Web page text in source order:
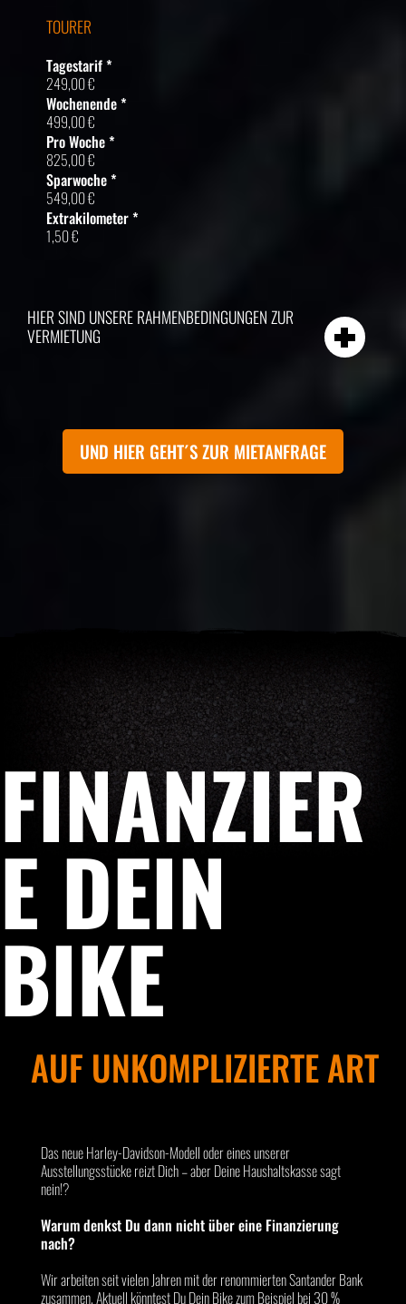
TOURER
Tagestarif *
249,00 €
Wochenende *
499,00 €
Pro Woche *
825,00 €
Sparwoche *
549,00 €
Extrakilometer *
1,50 €
HIER SIND UNSERE RAHMENBEDINGUNGEN ZUR
VERMIETUNG
UND HIER GEHT´S ZUR MIETANFRAGE
FINANZIER
E DEIN
BIKE
AUF UNKOMPLIZIERTE ART
Das neue Harley-Davidson-Modell oder eines unserer
Ausstellungsstücke reizt Dich – aber Deine Haushaltskasse sagt
nein!?
Warum denkst Du dann nicht über eine Finanzierung
nach?
Wir arbeiten seit vielen Jahren mit der renommierten Santander Bank
zusammen. Aktuell könntest Du Dein Bike zum Beispiel bei 30 %